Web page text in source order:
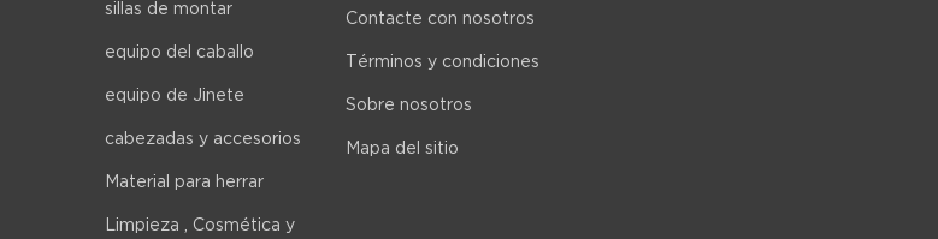
sillas de montar
equipo del caballo
equipo de Jinete
cabezadas y accesorios
Material para herrar
Limpieza , Cosmética y
Contacte con nosotros
Términos y condiciones
Sobre nosotros
Mapa del sitio